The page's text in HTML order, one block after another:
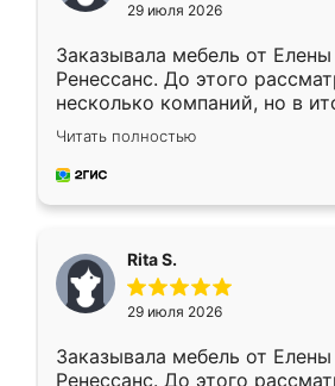
29 июля 2026
Заказывала мебель от
Ренессанс. До этого
несколько компаний, но в
эту. Сначала обговорили
приехал замерщик, всё
и снял размеры. Изготовили
каких-либо доработок.
довольна, все выглядит так,
Читать полностью
Rita S.
29 июля 2026
Заказывала мебель от
Ренессанс. До этого